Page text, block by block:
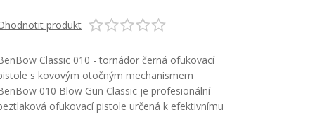
produkt
Classic 010 - tornádor černá ofukovací
s kovovým otočným mechanismem
010 Blow Gun Classic je profesionální
ofukovací pistole určená k efektivnímu